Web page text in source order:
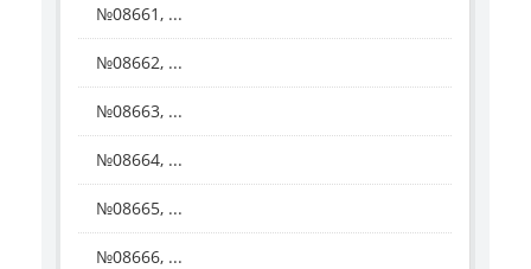
№08661, ...
№08662, ...
№08663, ...
№08664, ...
№08665, ...
№08666, ...